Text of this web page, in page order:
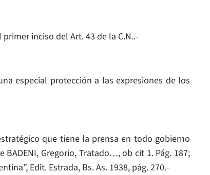
inciso del Art. 43 de la C.N..-
especial protección a las expresiones de los
que tiene la prensa en todo gobierno
Gregorio, Tratado…, ob cit 1. Pág. 187;
Edit. Estrada, Bs. As. 1938, pág. 270.-